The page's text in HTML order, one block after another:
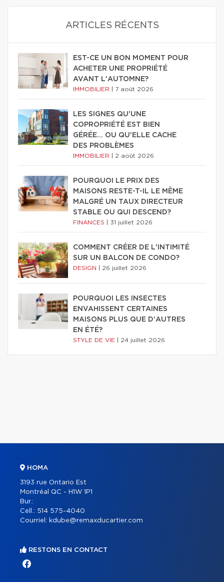
ARTICLES RÉCENTS
EST-CE UN BON MOMENT POUR
ACHETER UNE PROPRIÉTÉ
AVANT L'AUTOMNE?
IMMOBILIER 7 août 2026
LES SIGNES QU'UNE
COPROPRIÉTÉ EST BIEN
GÉRÉE… OU QU'ELLE CACHE
DES PROBLÈMES
IMMOBILIER 2 août 2026
POURQUOI LE PRIX DES
MAISONS RESTE-T-IL LE MÊME
MALGRÉ UN TAUX DIRECTEUR
STABLE OU QUI DESCEND?
FINANCES 31 juillet 2026
COMMENT CRÉER DE L'INTIMITÉ
SUR UN BALCON DE CONDO?
DESIGN 26 juillet 2026
POURQUOI LES INSECTES
ENVAHISSENT CERTAINES
MAISONS PLUS QUE D'AUTRES
EN ÉTÉ?
STYLE DE VIE 24 juillet 2026
HOMA
3193 rue Ontario Est
Montréal QC - H1W 1P1
Bur.:
Cell.: 514 575-4040
Courriel: kdube@remaxducartier.com
RESTONS EN CONTACT